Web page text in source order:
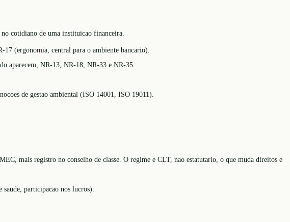
cotidiano de uma instituicao financeira.
(ergonomia, central para o ambiente bancario).
aparecem, NR-13, NR-18, NR-33 e NR-35.
de gestao ambiental (ISO 14001, ISO 19011).
mais registro no conselho de classe. O regime e CLT, nao estatutario, o que muda direitos e
participacao nos lucros).